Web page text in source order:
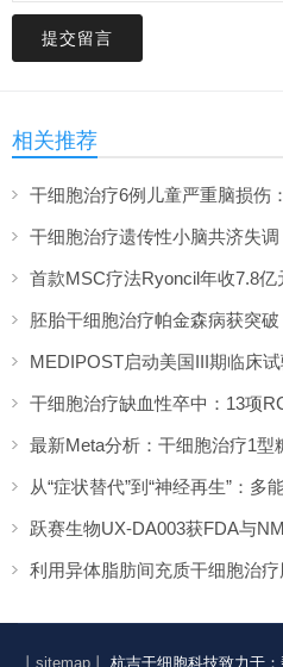
提交留言
相关推荐
利用异体脂肪间充质干细胞治
丨sitemap丨 杭吉干细胞科技致力于